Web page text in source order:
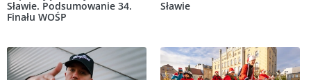
Sławie. Podsumowanie 34.
Finału WOŚP
Sławie